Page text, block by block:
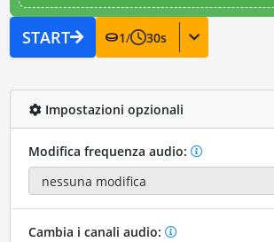
START 1/ 30s
Impostazioni opzionali
Modifica frequenza audio:
Cambia i canali audio: